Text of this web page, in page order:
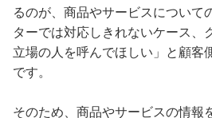
るのが、商品やサービスについて
ターでは対応しきれないケース、
立場の人を呼んでほしい」と顧客
です。
そのため、商品やサービスの情報